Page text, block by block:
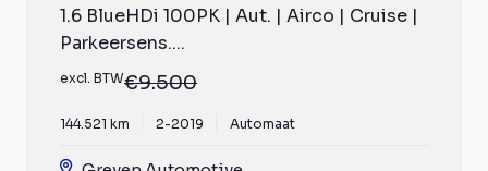
1.6 BlueHDi 100PK | Aut. | Airco | Cruise |
Parkeersens....
excl. BTW€9.500
144.521 km 2-2019 Automaat